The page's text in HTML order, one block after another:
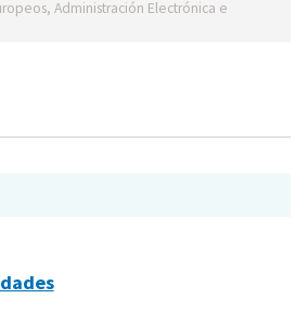
Administración Electrónica e